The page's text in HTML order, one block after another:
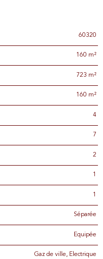
60320
160 m²
723 m²
160 m²
4
7
2
1
1
Séparée
Equipée
Gaz de ville, Electrique